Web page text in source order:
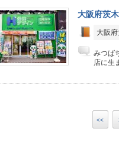
大阪府茨
大阪
みつば
店に生
<<